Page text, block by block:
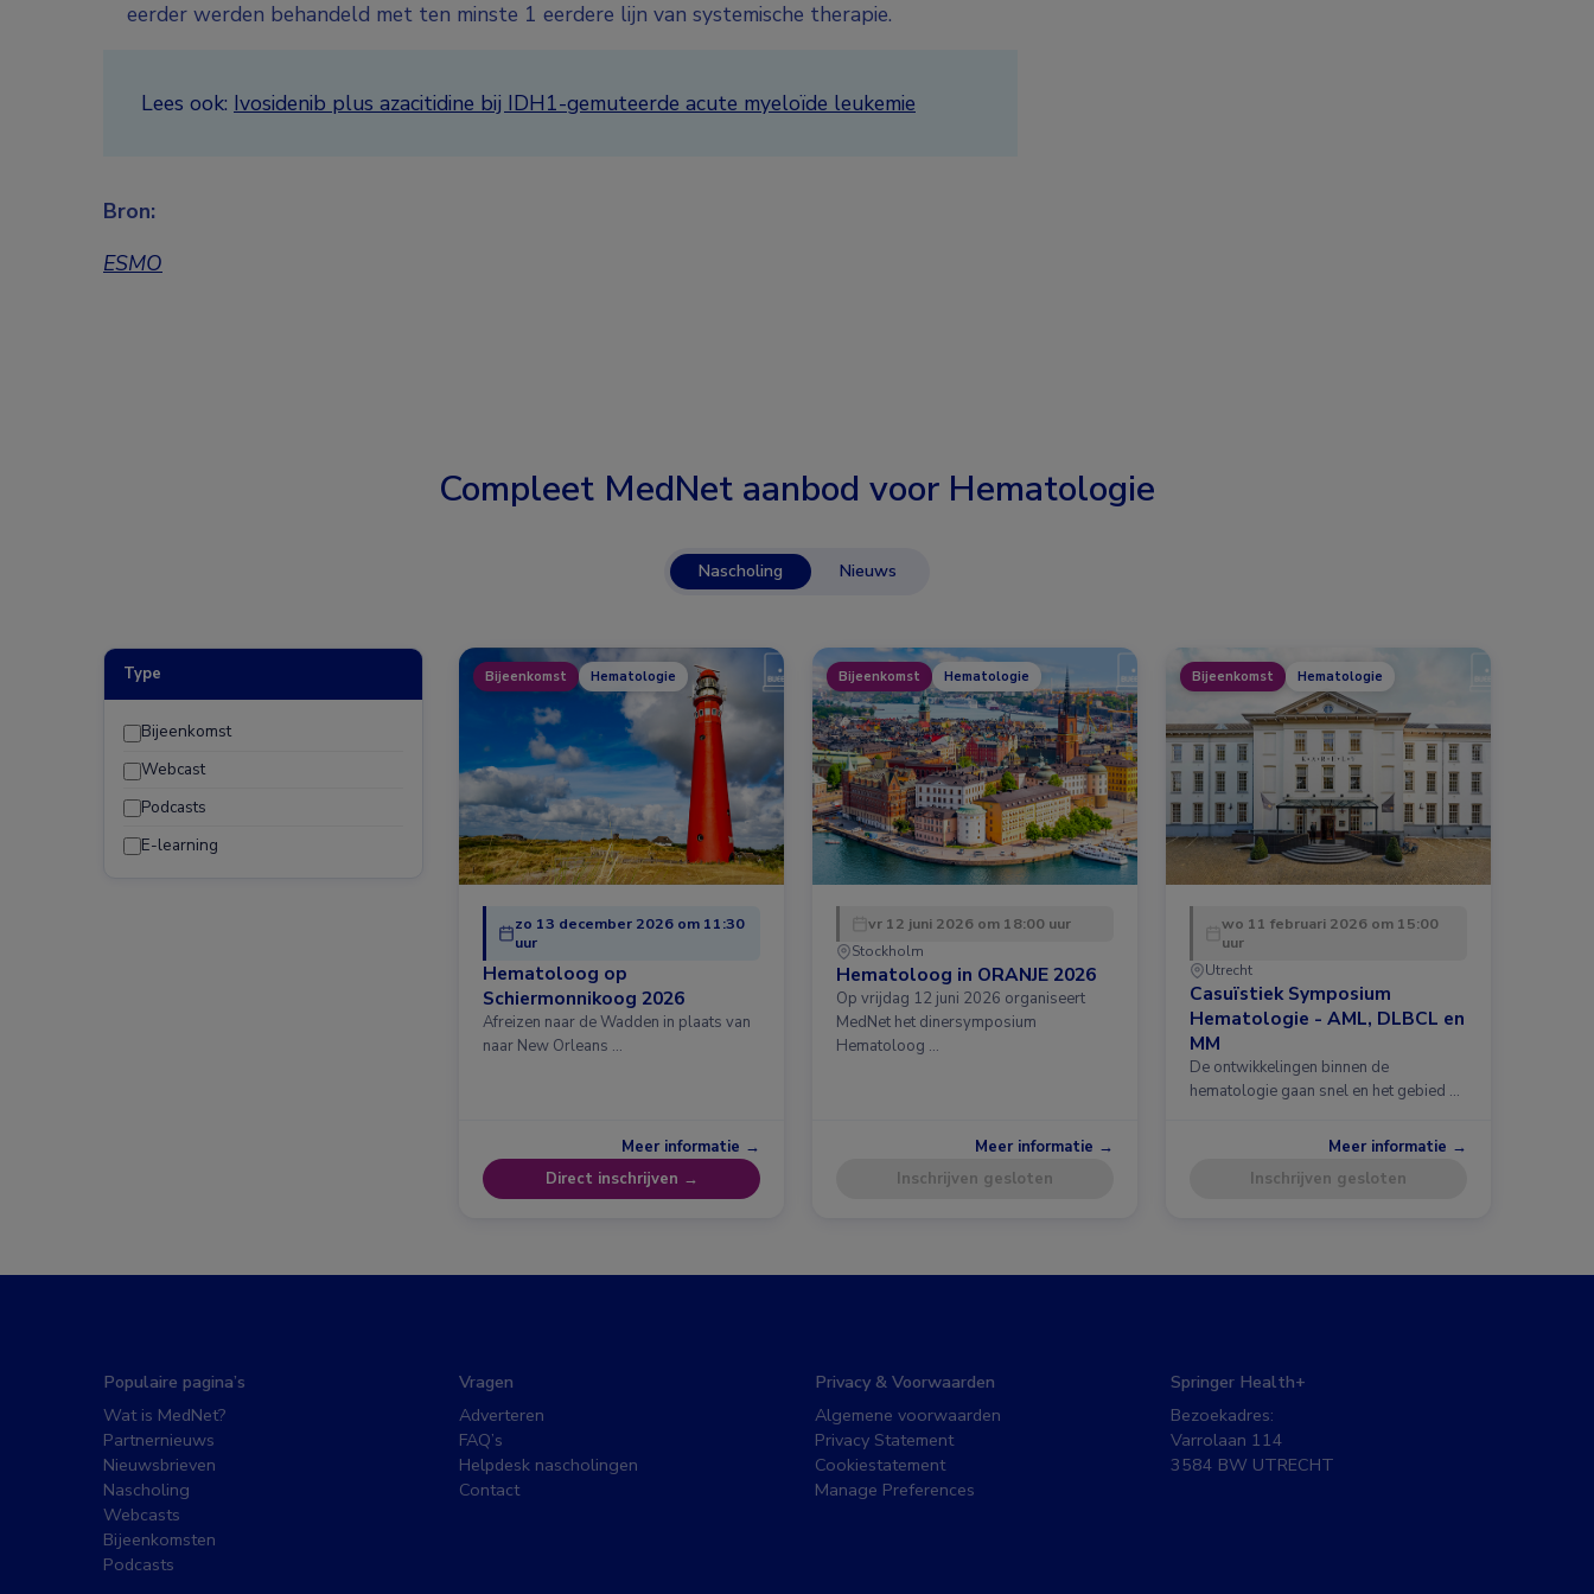
eerder werden behandeld met ten minste 1 eerdere lijn van systemische therapie.
Lees ook: Ivosidenib plus azacitidine bij IDH1-gemuteerde acute myeloïde leukemie
Bron:
ESMO
Compleet MedNet aanbod voor Hematologie
Nascholing Nieuws
Type
Bijeenkomst
Webcast
Podcasts
E-learning
Bijeenkomst Hematologie
zo 13 december 2026 om 11:30
uur
Hematoloog op
Schiermonnikoog 2026
Afreizen naar de Wadden in plaats van
naar New Orleans …
Meer informatie →
Direct inschrijven →
Bijeenkomst Hematologie
vr 12 juni 2026 om 18:00 uur
Stockholm
Hematoloog in ORANJE 2026
Op vrijdag 12 juni 2026 organiseert
MedNet het dinersymposium
Hematoloog …
Meer informatie →
Inschrijven gesloten
Bijeenkomst Hematologie
wo 11 februari 2026 om 15:00
uur
Utrecht
Casuïstiek Symposium
Hematologie - AML, DLBCL en
MM
De ontwikkelingen binnen de
hematologie gaan snel en het gebied …
Meer informatie →
Inschrijven gesloten
Populaire pagina’s
Wat is MedNet?
Partnernieuws
Nieuwsbrieven
Nascholing
Webcasts
Bijeenkomsten
Podcasts
Vragen
Adverteren
FAQ’s
Helpdesk nascholingen
Contact
Privacy & Voorwaarden
Algemene voorwaarden
Privacy Statement
Cookiestatement
Manage Preferences
Springer Health+
Bezoekadres:
Varrolaan 114
3584 BW UTRECHT